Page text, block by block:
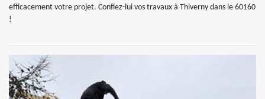
efficacement votre projet. Confiez-lui vos travaux à Thiverny dans le 60160
!